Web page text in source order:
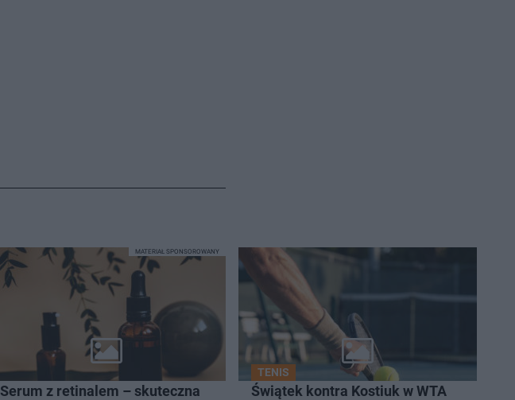
Serum z retinalem – skuteczna
MATERIAŁ SPONSOROWANY
TENIS
Świątek kontra Kostiuk w WTA